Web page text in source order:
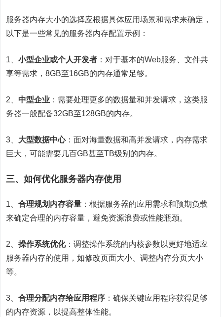
服务器内存大小的选择应根据具体应用场景和需求来确定，
以下是一些常见的服务器内存配置示例：
1、小型企业或个人开发者 ：对于基本的Web服务、文件共
享等需求，8GB至16GB的内存通常足够。
2、 中型企业 ：需要处理更多的数据量和并发请求，这类服
务器一般配备32GB至128GB的内存。
3、 大型数据中心：面对海量数据和高并发请求，内存需求
巨大，可能需要几百GB甚至TB级别的内存。
三、如何优化服务器内存使用
1、合理规划内存容量 ：根据服务器的应用需求和预期负载
来确定合理的内存容量，避免资源浪费或性能瓶颈。
2、操作系统优化：调整操作系统的内核参数以更好地适应
服务器内存的使用，如修改页面大小、调整内存分页大小
等。
3、合理分配内存给应用程序 ：确保关键应用程序获得足够
的内存资源，以提高整体性能。